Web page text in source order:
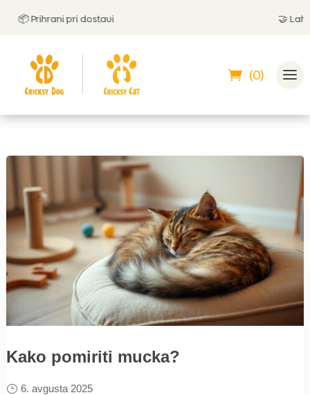
Prihrani pri dostavi Lahko
(0)
Kako pomiriti mucka?
6. avgusta 2025